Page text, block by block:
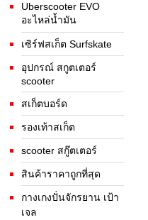
Uberscooter EVO
อะไหล่น้ำมัน
เซิร์ฟสเก็ต Surfskate
อุปกรณ์ สกูตเตอร์
scooter
สเก็ตบอร์ด
รองเท้าสเก็ต
scooter สกู๊ตเตอร์
สินค้าราคาถูกที่สุด
กางเกงปั่นจักรยาน เป้า
เจล